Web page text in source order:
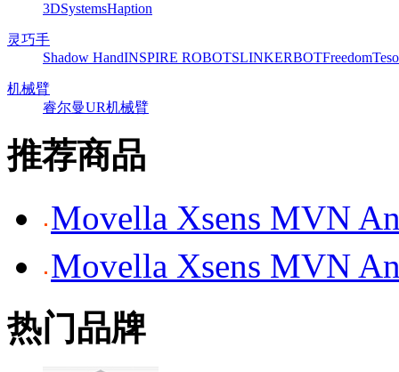
3DSystemsHaption
灵巧手
Shadow HandINSPIRE ROBOTSLINKERBOTFreedom
机械臂
睿尔曼UR机械臂
推荐商品
Movella Xsens MVN
Movella Xsens MVN
热门品牌